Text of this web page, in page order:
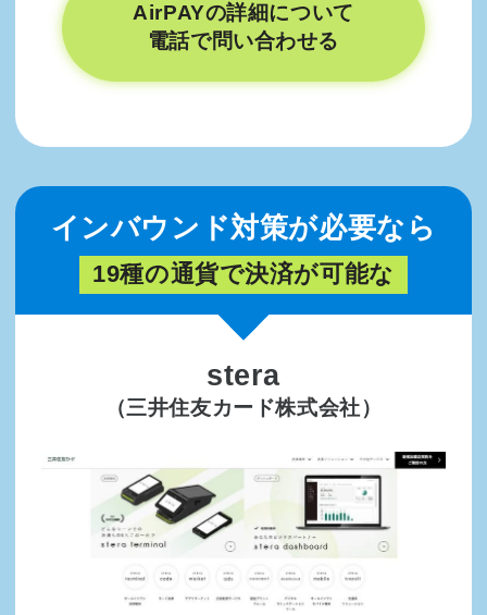
AirPAYの詳細について
電話で問い合わせる
インバウンド対策が必要なら
19種の通貨で決済が可能な
stera
（三井住友カード株式会社）